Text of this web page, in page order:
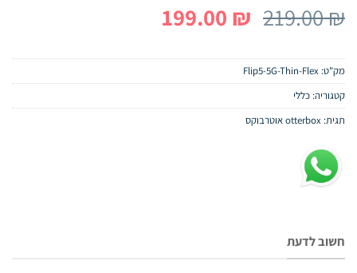
219.00₪ המחיר
היה:
219.00 ₪.
199.00 ₪ המחיר
הוא:
199.00 ₪. מק"ט: Flip5-5G-Thin-Flex
קטגוריה: כללי
תגית: otterbox אוטרבוקס
חשוב לדעת